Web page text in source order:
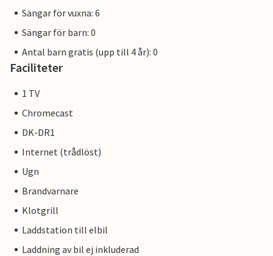
Sängar för vuxna: 6
Sängar för barn: 0
Antal barn gratis (upp till 4 år): 0
Faciliteter
1 TV
Chromecast
DK-DR1
Internet (trådlöst)
Ugn
Brandvarnare
Klotgrill
Laddstation till elbil
Laddning av bil ej inkluderad